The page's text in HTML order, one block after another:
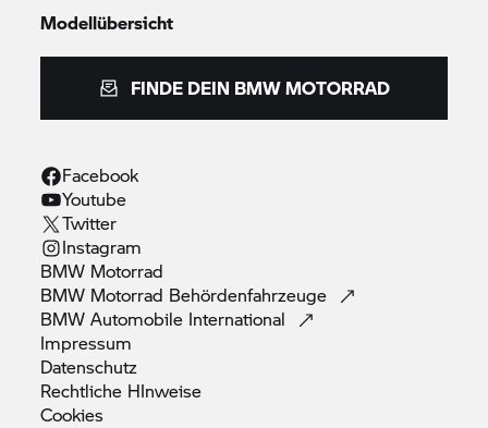
Modellübersicht
FINDE DEIN BMW MOTORRAD
Facebook
Youtube
Twitter
Instagram
BMW Motorrad
BMW Motorrad Behördenfahrzeuge
BMW Automobile International
Impressum
Datenschutz
Rechtliche HInweise
Cookies